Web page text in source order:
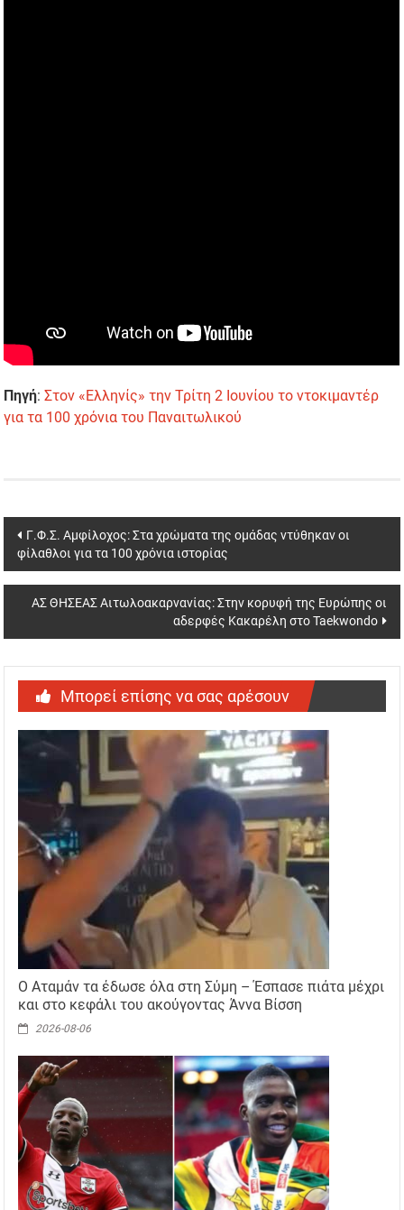
Πηγή:Στον «Ελληνίς» την Τρίτη 2 Ιουνίου το ντοκιμαντέρ
για τα 100 χρόνια του Παναιτωλικού
Post
navigation
Γ.Φ.Σ. Αμφίλοχος: Στα χρώματα της ομάδας ντύθηκαν οι
φίλαθλοι για τα 100 χρόνια ιστορίας
ΑΣ ΘΗΣΕΑΣ Αιτωλοακαρνανίας: Στην κορυφή της Ευρώπης οι
αδερφές Κακαρέλη στο Taekwondo
Μπορεί επίσης να σας αρέσουν
Ο Αταμάν τα έδωσε όλα στη Σύμη – Έσπασε πιάτα μέχρι
και στο κεφάλι του ακούγοντας Άννα Βίσση
2026-08-06